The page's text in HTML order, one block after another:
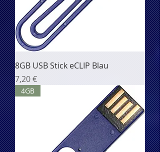
8GB USB Stick eCLIP Blau
Цена
7,20 €
4GB